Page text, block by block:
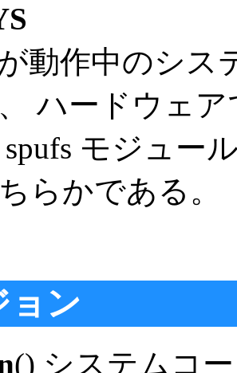
動作中のシス
ハードウェ
モジュー
らかである。
ョン
() システムコ